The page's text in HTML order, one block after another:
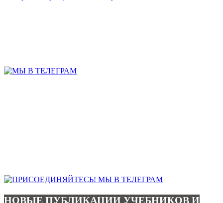
НОВЫЕ ПУБЛИКАЦИИ УЧЕБНИКОВ И